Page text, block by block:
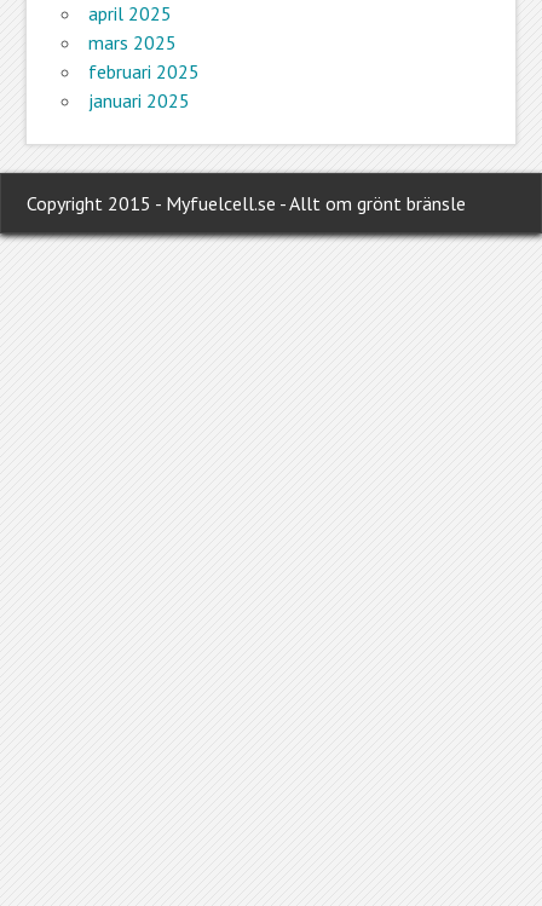
april 2025
mars 2025
februari 2025
januari 2025
Copyright 2015 - Myfuelcell.se - Allt om grönt bränsle